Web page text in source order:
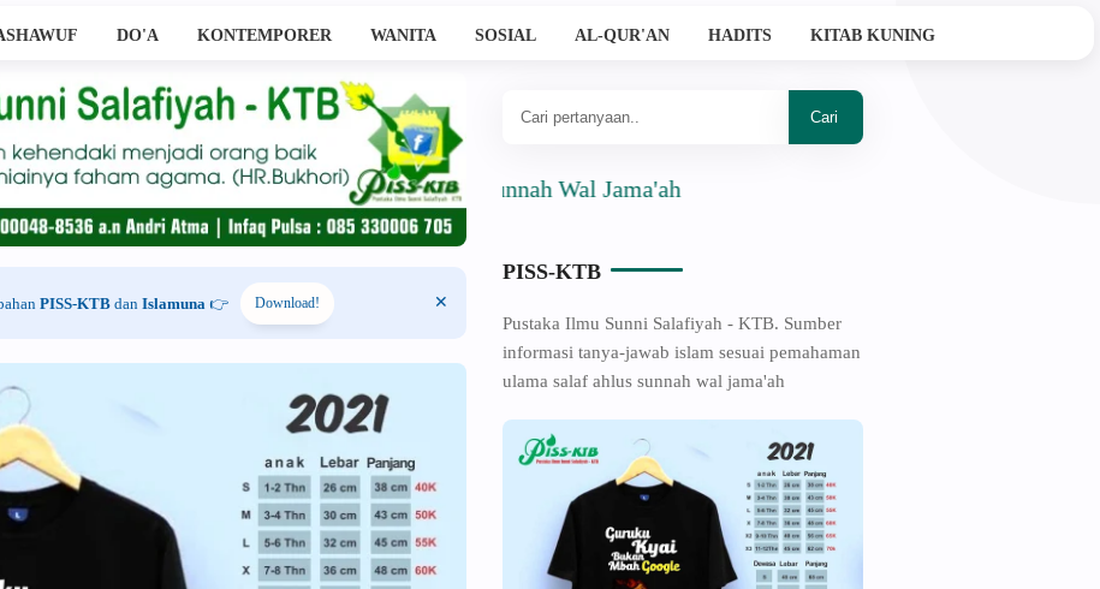
DO'A KONTEMPORER WANITA SOSIAL AL-QUR'AN HADITS KITAB KUNING
PISS-KTBdan Islamuna 👉 Download!
Ahlussunnah Wal Jama'ah
PISS-KTB
Pustaka Ilmu Sunni Salafiyah - KTB. Sumber
informasi tanya-jawab islam sesuai pemahaman
ulama salaf ahlus sunnah wal jama'ah